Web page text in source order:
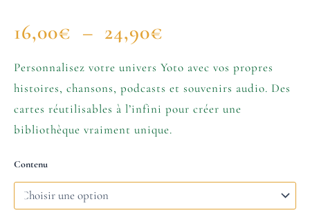
16,00€ – 24,90€
Personnalisez votre univers Yoto avec vos propres
histoires, chansons, podcasts et souvenirs audio. Des
cartes réutilisables à l’infini pour créer une
bibliothèque vraiment unique.
Contenu